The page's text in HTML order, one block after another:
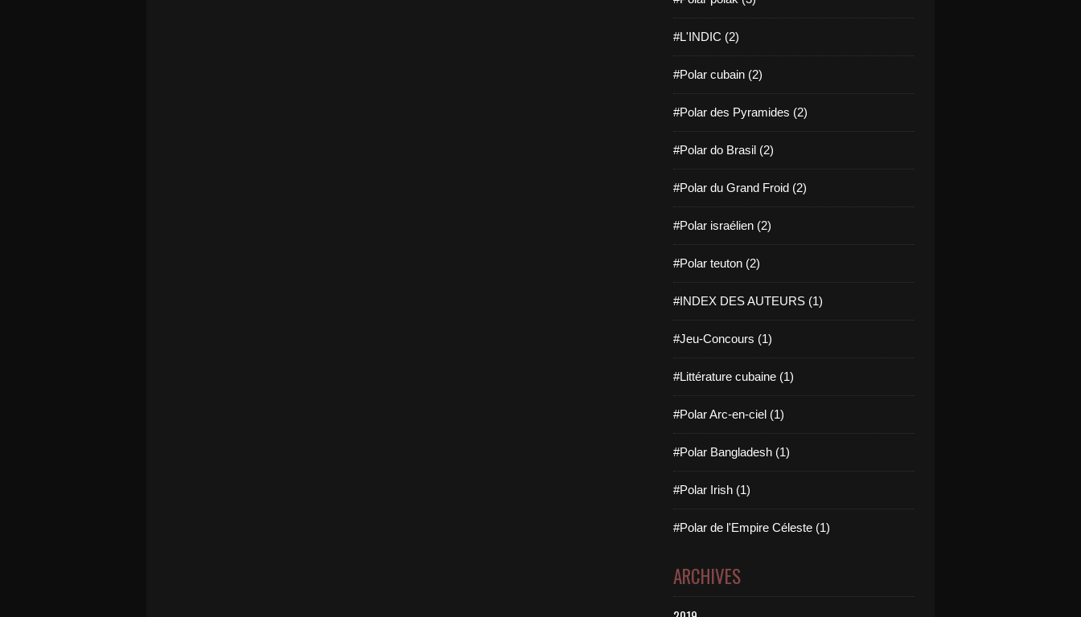
#L'INDIC (2)
#Polar cubain (2)
#Polar des Pyramides (2)
#Polar do Brasil (2)
#Polar du Grand Froid (2)
#Polar israélien (2)
#Polar teuton (2)
#INDEX DES AUTEURS (1)
#Jeu-Concours (1)
#Littérature cubaine (1)
#Polar Arc-en-ciel (1)
#Polar Bangladesh (1)
#Polar Irish (1)
#Polar de l'Empire Céleste (1)
ARCHIVES